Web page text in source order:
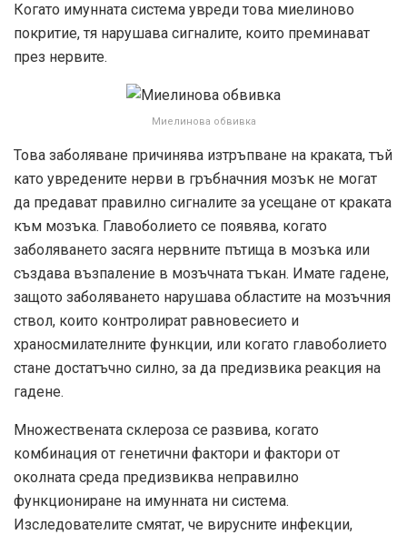
Когато имунната система увреди това миелиново
покритие, тя нарушава сигналите, които преминават
през нервите.
Миелинова обвивка
Това заболяване причинява изтръпване на краката, тъй
като увредените нерви в гръбначния мозък не могат
да предават правилно сигналите за усещане от краката
към мозъка. Главоболието се появява, когато
заболяването засяга нервните пътища в мозъка или
създава възпаление в мозъчната тъкан. Имате гадене,
защото заболяването нарушава областите на мозъчния
ствол, които контролират равновесието и
храносмилателните функции, или когато главоболието
стане достатъчно силно, за да предизвика реакция на
гадене.
Множествената склероза се развива, когато
комбинация от генетични фактори и фактори от
околната среда предизвиква неправилно
функциониране на имунната ни система.
Изследователите смятат, че вирусните инфекции,